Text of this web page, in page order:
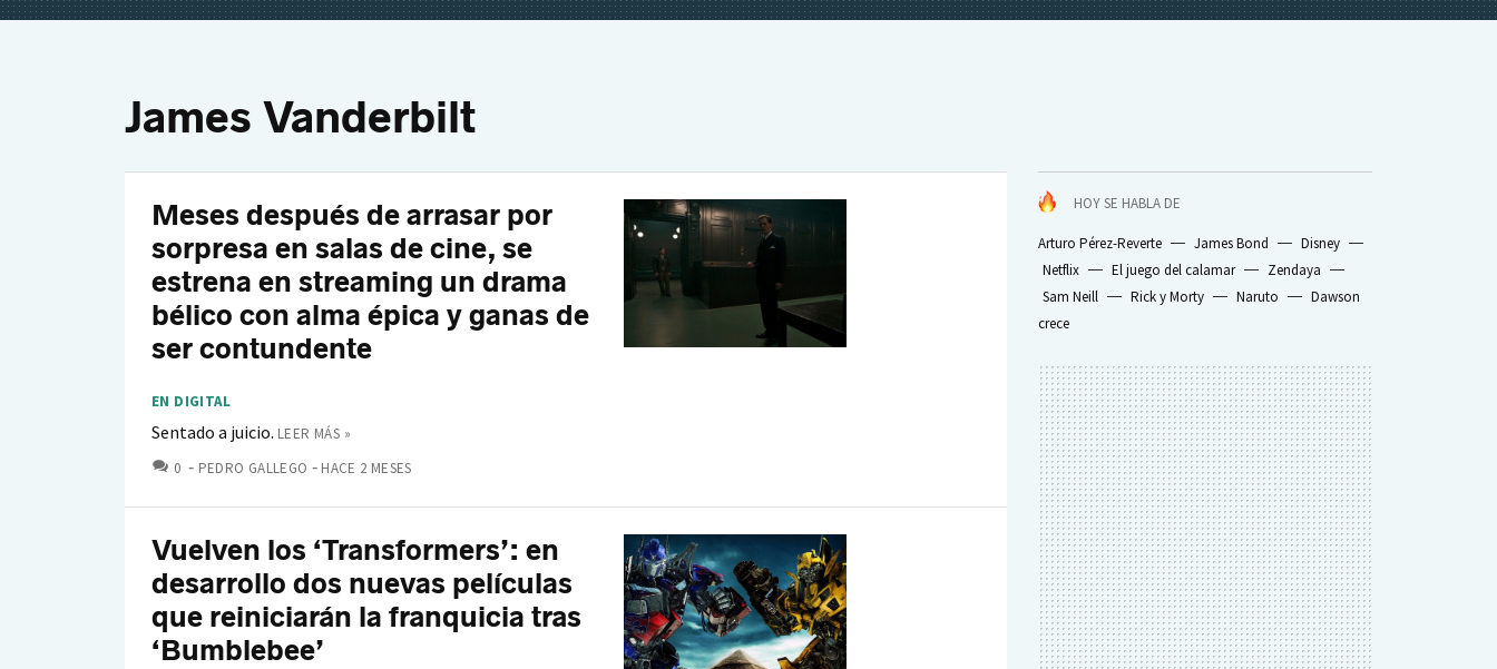
James Vanderbilt
HOY SE HABLA DE
Arturo Pérez-Reverte James Bond
Disney
Netflix
El juego del calamar
Zendaya
Sam Neill
Rick y Morty Naruto
Dawson
crece
Meses después de arrasar por
sorpresa en salas de cine, se
estrena en streaming un drama
bélico con alma épica y ganas de
ser contundente
EN DIGITAL
Sentado a juicio. LEER MÁS »
0 COMENTARIOS
PEDRO GALLEGO HACE 2 MESES
Vuelven los ‘Transformers’: en
desarrollo dos nuevas películas
que reiniciarán la franquicia tras
‘Bumblebee’